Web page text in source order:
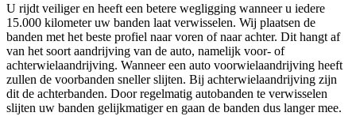
U rijdt veiliger en heeft een betere wegligging wanneer u iedere
15.000 kilometer uw banden laat verwisselen. Wij plaatsen de
banden met het beste profiel naar voren of naar achter. Dit hangt af
van het soort aandrijving van de auto, namelijk voor- of
achterwielaandrijving. Wanneer een auto voorwielaandrijving heeft
zullen de voorbanden sneller slijten. Bij achterwielaandrijving zijn
dit de achterbanden. Door regelmatig autobanden te verwisselen
slijten uw banden gelijkmatiger en gaan de banden dus langer mee.